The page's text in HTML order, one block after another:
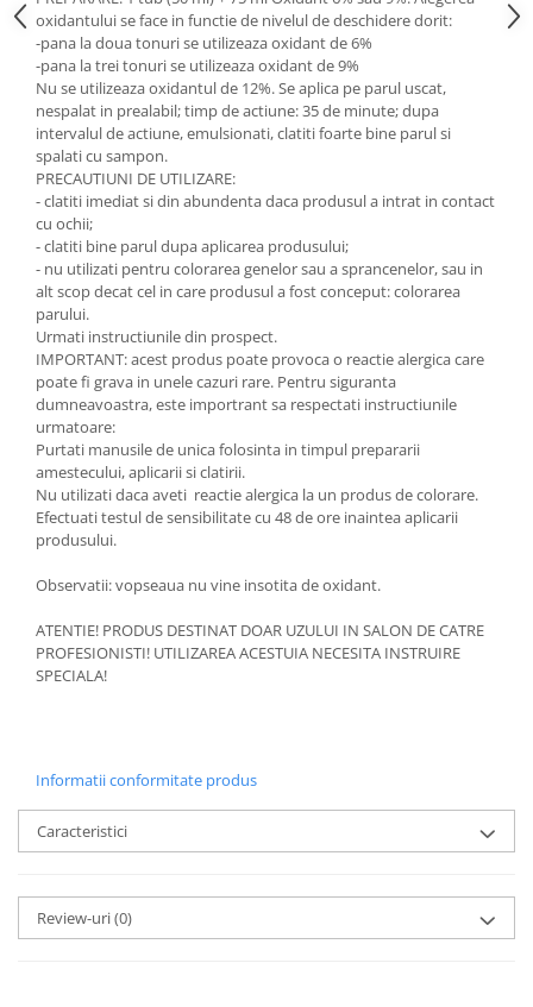
oxidantului se face in functie de nivelul de deschidere dorit:
-pana la doua tonuri se utilizeaza oxidant de 6%
-pana la trei tonuri se utilizeaza oxidant de 9%
Nu se utilizeaza oxidantul de 12%. Se aplica pe parul uscat,
nespalat in prealabil; timp de actiune: 35 de minute; dupa
intervalul de actiune, emulsionati, clatiti foarte bine parul si
spalati cu sampon.
PRECAUTIUNI DE UTILIZARE:
- clatiti imediat si din abundenta daca produsul a intrat in contact
cu ochii;
- clatiti bine parul dupa aplicarea produsului;
- nu utilizati pentru colorarea genelor sau a sprancenelor, sau in
alt scop decat cel in care produsul a fost conceput: colorarea
parului.
Urmati instructiunile din prospect.
IMPORTANT: acest produs poate provoca o reactie alergica care
poate fi grava in unele cazuri rare. Pentru siguranta
dumneavoastra, este importrant sa respectati instructiunile
urmatoare:
Purtati manusile de unica folosinta in timpul prepararii
amestecului, aplicarii si clatirii.
Nu utilizati daca aveti reactie alergica la un produs de colorare.
Efectuati testul de sensibilitate cu 48 de ore inaintea aplicarii
produsului.
Observatii: vopseaua nu vine insotita de oxidant.
ATENTIE! PRODUS DESTINAT DOAR UZULUI IN SALON DE CATRE
PROFESIONISTI! UTILIZAREA ACESTUIA NECESITA INSTRUIRE
SPECIALA!
Informatii conformitate produs
Caracteristici
Review-uri(0)